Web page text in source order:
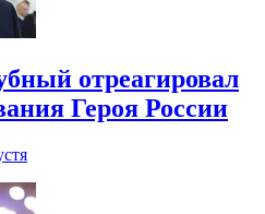
отреагировал
Героя России